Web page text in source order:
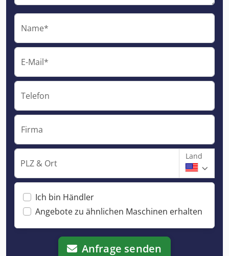
Name*
E-Mail*
Telefon
Firma
PLZ & Ort
Land
Ich bin Händler
Angebote zu ähnlichen Maschinen erhalten
Anfrage senden